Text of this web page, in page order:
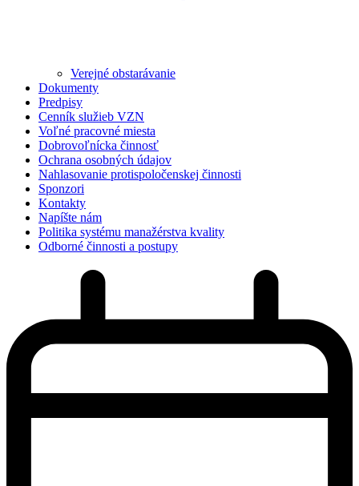
Verejné obstarávanie
Dokumenty
Predpisy
Cenník služieb VZN
Voľné pracovné miesta
Dobrovoľnícka činnosť
Ochrana osobných údajov
Nahlasovanie protispoločenskej činnosti
Sponzori
Kontakty
Napíšte nám
Politika systému manažérstva kvality
Odborné činnosti a postupy